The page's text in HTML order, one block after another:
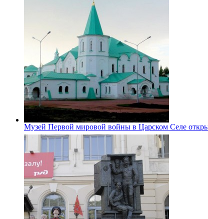
Музей Первой мировой войны в Царском Селе